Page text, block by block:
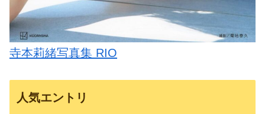
寺本莉緒写真集 RIO
人気エントリ